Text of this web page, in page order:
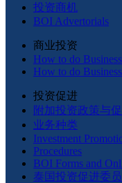
投资商机
BOI Advertorials
商业投资
How to do
How to do
投资促进
附加投资政策与
业务种类
Investment
Procedures
BOI Forms and
泰国投资促进委